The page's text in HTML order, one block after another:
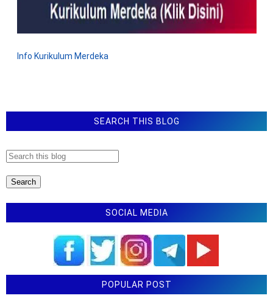
Standar Isi
Latihan soal TKA Matematika SD
Permendikdasmen Nomor 7 Tahun 2025 Tentang
Latihan Soal TKA Bahasa Indonesia SMP
Info Kurikulum Merdeka
SEARCH THIS BLOG
SOCIAL MEDIA
POPULAR POST